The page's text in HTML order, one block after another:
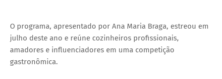
O programa, apresentado por Ana Maria Braga, estreou em
julho deste ano e reúne cozinheiros profissionais,
amadores e influenciadores em uma competição
gastronômica.